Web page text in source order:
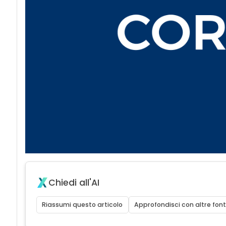
Chiedi all'AI
Riassumi questo articolo Approfondisci con altre